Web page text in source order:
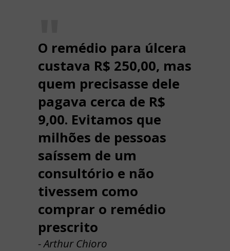
O remédio para úlcera
custava R$ 250,00, mas
quem precisasse dele
pagava cerca de R$
9,00. Evitamos que
milhões de pessoas
saíssem de um
consultório e não
tivessem como
comprar o remédio
prescrito
- Arthur Chioro